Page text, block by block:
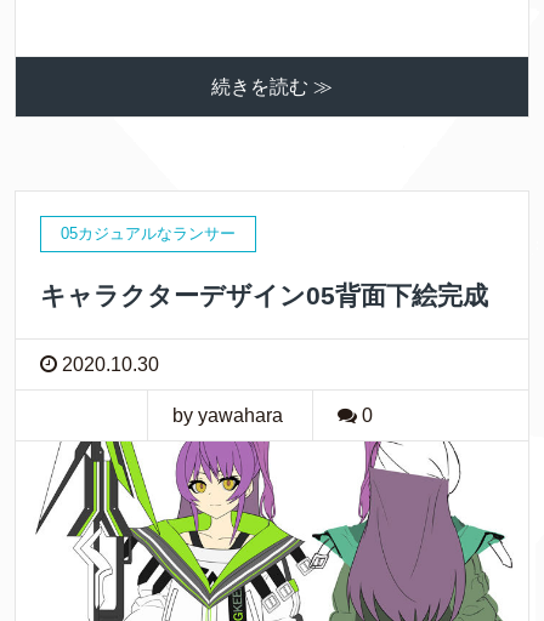
続きを読む ≫
05カジュアルなランサー
キャラクターデザイン05背面下絵完成
2020.10.30
by yawahara 0